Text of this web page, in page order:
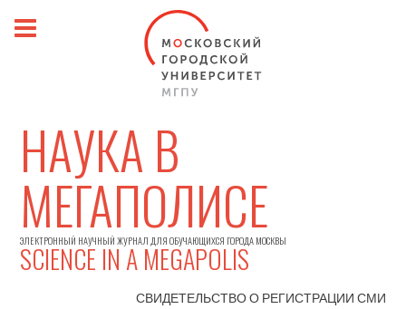
НАУКА В
МЕГАПОЛИСЕ
ЭЛЕКТРОННЫЙ НАУЧНЫЙ ЖУРНАЛ ДЛЯ ОБУЧАЮЩИХСЯ ГОРОДА МОСКВЫ
SCIENCE IN A MEGAPOLIS
СВИДЕТЕЛЬСТВО О РЕГИСТРАЦИИСМИ